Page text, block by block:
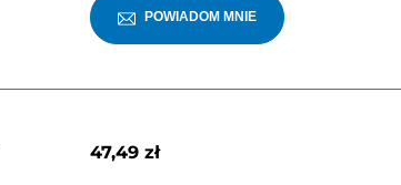
POWIADOM MNIE
47,49 zł